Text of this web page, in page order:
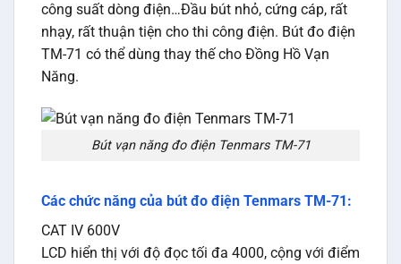
công suất dòng điện…Đầu bút nhỏ, cứng cáp, rất
nhạy, rất thuận tiện cho thi công điện. Bút đo điện
TM-71 có thể dùng thay thế cho Đồng Hồ Vạn
Năng.
Bút vạn năng đo điện Tenmars TM-71
Các chức năng của bút đo điện Tenmars TM-71:
CAT IV 600V
LCD hiển thị với độ đọc tối đa 4000, cộng với điểm